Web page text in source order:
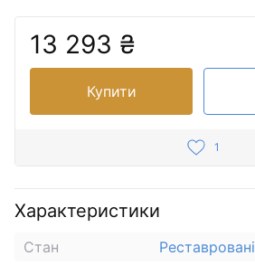
13 293 ₴
Купити
1
Характеристики
Стан
Реставровані